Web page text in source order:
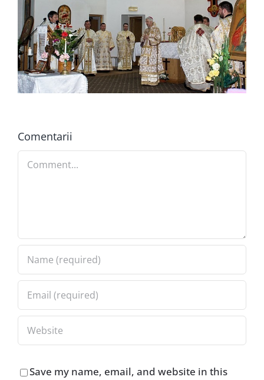
Comentarii
Comment
Save my name, email, and website in this